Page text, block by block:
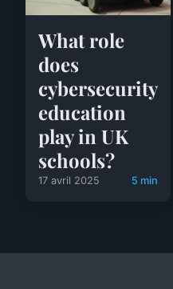
What role
does
cybersecurity
education
play in UK
schools?
17 avril 2025 5 min